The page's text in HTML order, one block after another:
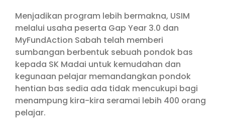
Menjadikan program lebih bermakna, USIM
melalui usaha peserta Gap Year 3.0 dan
MyFundAction Sabah telah memberi
sumbangan berbentuk sebuah pondok bas
kepada SK Madai untuk kemudahan dan
kegunaan pelajar memandangkan pondok
hentian bas sedia ada tidak mencukupi bagi
menampung kira-kira seramai lebih 400 orang
pelajar.